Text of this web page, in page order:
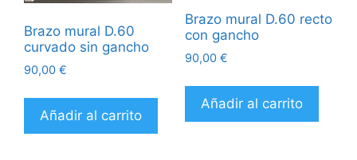
Brazo mural D.60
curvado sin gancho
90,00 €
Añadir al carrito
Brazo mural D.60 recto
con gancho
90,00 €
Añadir al carrito